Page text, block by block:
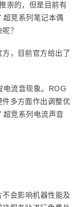
崇的，但是目前有
超竞系列笔记本偶
？
，目前官方给出了
电流音现象。ROG
多方面作出调整优
超竞系列电流声音
会影响机器性能及